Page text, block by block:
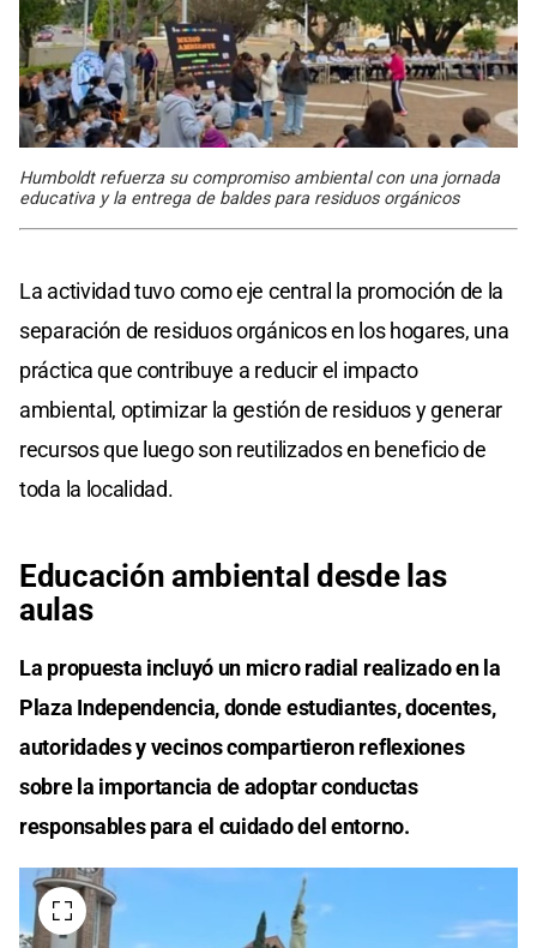
Humboldt refuerza su compromiso ambiental con una jornada
educativa y la entrega de baldes para residuos orgánicos
La actividad tuvo como eje central la promoción de la
separación de residuos orgánicos en los hogares, una
práctica que contribuye a reducir el impacto
ambiental, optimizar la gestión de residuos y generar
recursos que luego son reutilizados en beneficio de
toda la localidad.
Educación ambiental desde las
aulas
La propuesta incluyó un micro radial realizado en la
Plaza Independencia, donde estudiantes, docentes,
autoridades y vecinos compartieron reflexiones
sobre la importancia de adoptar conductas
responsables para el cuidado del entorno.